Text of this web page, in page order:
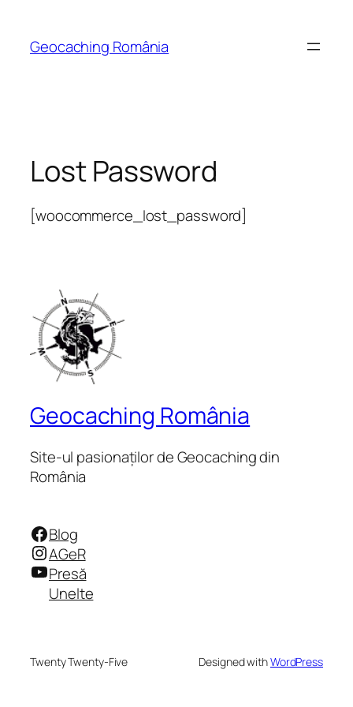
content
Geocaching România
Lost Password
[woocommerce_lost_password]
Geocaching România
Site-ul pasionaților de Geocaching din
România
Facebook
Instagram
YouTube
Blog
AGeR
Presă
Unelte
Twenty Twenty-Five Designed withWordPress